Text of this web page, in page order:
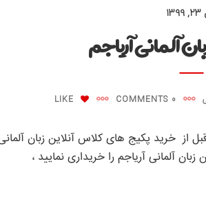
آلمانی آریاجم
0 COMMENTS
LIKE
از خرید پکیج های کلاس آنلاین زبان
آلمانی آریاجم را خریداری نمایید ،